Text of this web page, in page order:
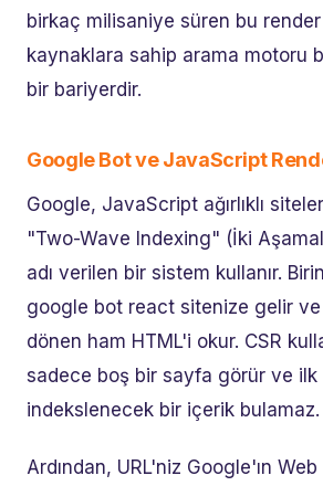
birkaç milisaniye süren bu render
kaynaklara sahip arama motoru
bir bariyerdir.
Google Bot ve JavaScript
Google, JavaScript ağırlıklı
"Two-Wave Indexing" (İki
adı verilen bir sistem kullanır.
google bot react sitenize gelir
dönen ham HTML'i okur. CSR
sadece boş bir sayfa görür ve ilk
indekslenecek bir içerik bulamaz.
Ardından, URL'niz Google'ın